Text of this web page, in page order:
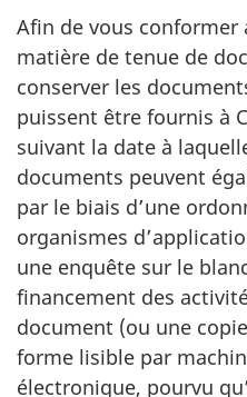
Afin de vous conformer
matière de tenue de
conserver les
puissent être fournis à
suivant la date à
documents peuvent
par le biais d’une
organismes
une enquête sur le
financement des
document (ou une
forme lisible par
électronique, pourvu